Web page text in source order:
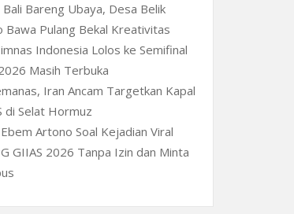
Bareng Ubaya, Desa Belik
Bawa Pulang Bekal Kreativitas
Indonesia Lolos ke Semifinal
Masih Terbuka
Iran Ancam Targetkan Kapal
di Selat Hormuz
Artono Soal Kejadian Viral
GIIAS 2026 Tanpa Izin dan Minta